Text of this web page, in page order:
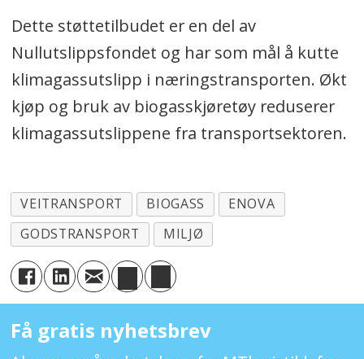
Dette støttetilbudet er en del av
Nullutslippsfondet og har som mål å kutte
klimagassutslipp i næringstransporten. Økt
kjøp og bruk av biogasskjøretøy reduserer
klimagassutslippene fra transportsektoren.
VEITRANSPORT BIOGASS
ENOVA
GODSTRANSPORT
MILJØ
Få gratis nyhetsbrev